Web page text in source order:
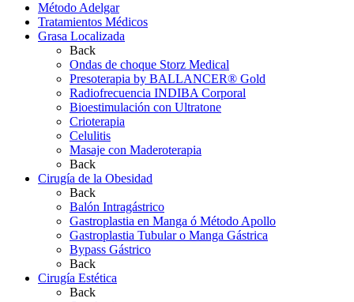
Método Adelgar
Tratamientos Médicos
Grasa Localizada
Back
Ondas de choque Storz Medical
Presoterapia by BALLANCER® Gold
Radiofrecuencia INDIBA Corporal
Bioestimulación con Ultratone
Crioterapia
Celulitis
Masaje con Maderoterapia
Back
Cirugía de la Obesidad
Back
Balón Intragástrico
Gastroplastia en Manga ó Método Apollo
Gastroplastia Tubular o Manga Gástrica
Bypass Gástrico
Back
Cirugía Estética
Back